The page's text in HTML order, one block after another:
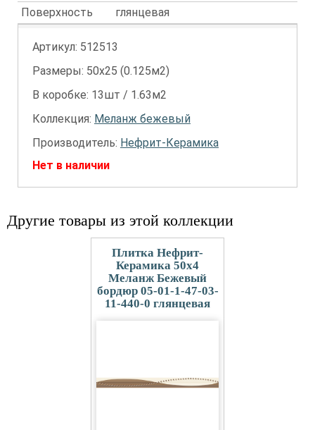
Поверхность глянцевая
Артикул: 512513
Размеры: 50х25 (0.125м2)
В коробке: 13шт / 1.63м2
Коллекция: Меланж бежевый
Производитель: Нефрит-Керамика
Нет в наличии
Другие товары из этой коллекции
Плитка Нефрит-
Керамика 50x4
Меланж Бежевый
бордюр 05-01-1-47-03-
11-440-0 глянцевая